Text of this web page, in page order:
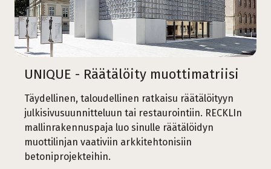
UNIQUE - Räätälöity muottimatriisi
Täydellinen, taloudellinen ratkaisu räätälöityyn
julkisivusuunnitteluun tai restaurointiin. RECKLIn
mallinrakennuspaja luo sinulle räätälöidyn
muottilinjan vaativiin arkkitehtonisiin
betoniprojekteihin.